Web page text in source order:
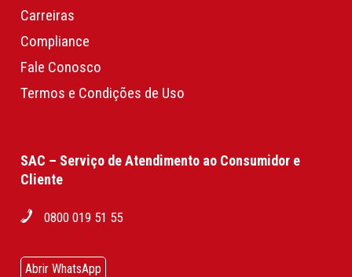
Carreiras
Compliance
Fale Conosco
Termos e Condições de Uso
SAC – Serviço de Atendimento ao Consumidor e
Cliente
0800 019 51 55
Abrir WhatsApp